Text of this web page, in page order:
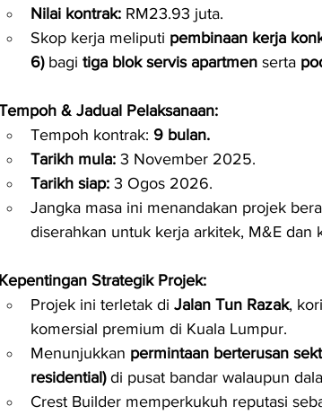
Nilai kontrak: RM23.93 juta.
Skop kerja meliputi pembinaan kerja
6) bagi tiga blok servis apartmen serta
& Jadual Pelaksanaan:
Tempoh kontrak: 9 bulan.
Tarikh mula: 3 November 2025.
Tarikh siap: 3 Ogos 2026.
Jangka masa ini menandakan projek
diserahkan untuk kerja arkitek, M&E dan
Kepentingan Strategik Projek:
Projek ini terletak di Jalan Tun Razak,
komersial premium di Kuala Lumpur.
Menunjukkan permintaan berterusan
residential) di pusat bandar walaupun
Crest Builder memperkukuh reputasi